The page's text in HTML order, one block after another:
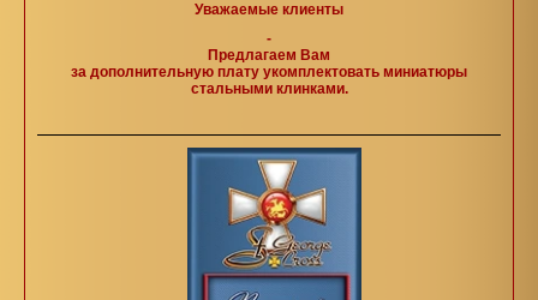
Уважаемые клиенты
-
Предлагаем Вам
за дополнительную плату укомплектовать миниатюры
стальными клинками.